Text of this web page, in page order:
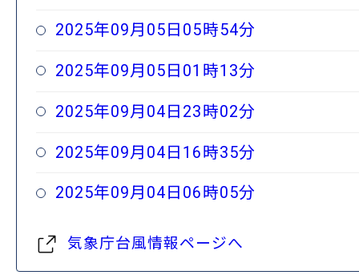
2025年09月05日05時54分
2025年09月05日01時13分
2025年09月04日23時02分
2025年09月04日16時35分
2025年09月04日06時05分
気象庁台風情報ページへ